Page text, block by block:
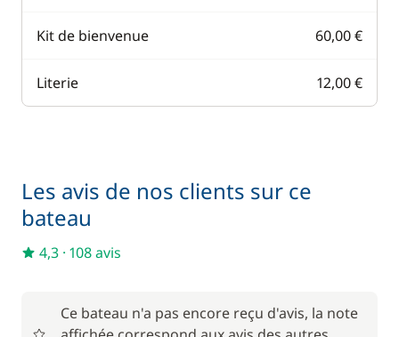
Kit de bienvenue 60,00 €
Literie 12,00 €
Les avis de nos clients sur ce
bateau
4,3 · 108 avis
Ce bateau n'a pas encore reçu d'avis, la note